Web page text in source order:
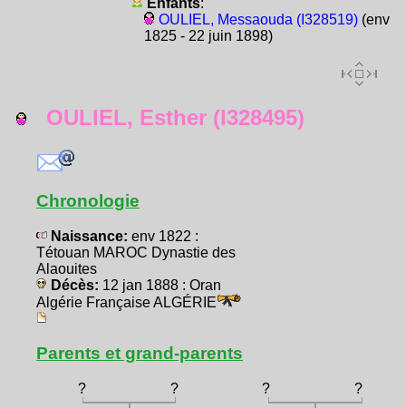
Enfants:
OULIEL, Messaouda (I328519)(env
1825 - 22 juin 1898)
OULIEL, Esther (I328495)
Chronologie
Naissance: env 1822 :
Tétouan MAROC Dynastie des
Alaouites
Décès: 12 jan 1888 : Oran
Algérie Française ALGÉRIE
Parents et grand-parents
? ? ?
?